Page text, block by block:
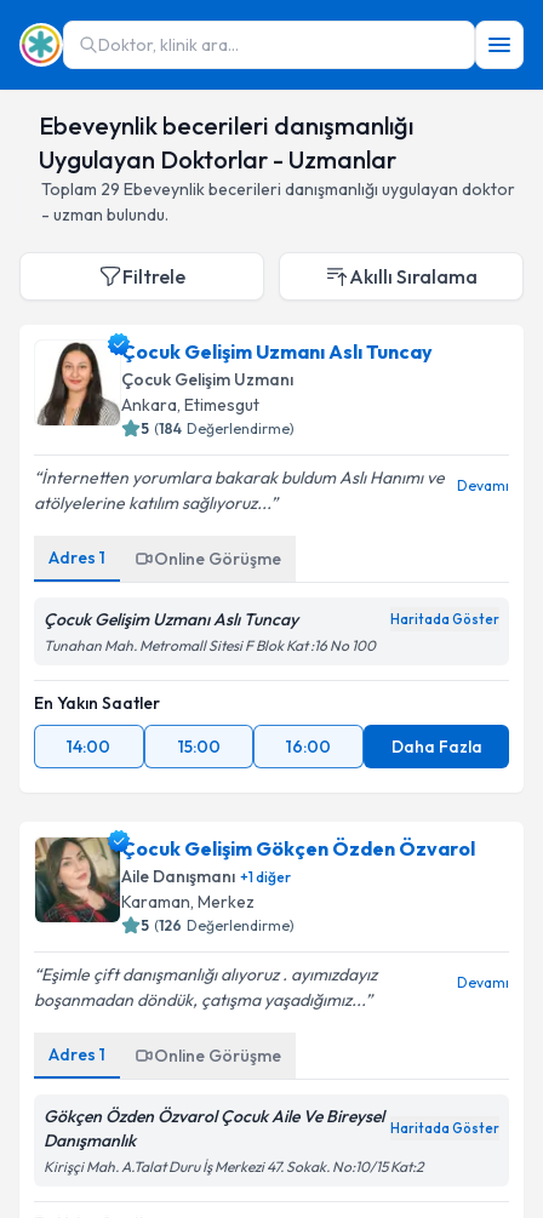
Doktor, klinik ara...
Ebeveynlik becerileri danışmanlığı
Uygulayan Doktorlar - Uzmanlar
Toplam 29 Ebeveynlik becerileri danışmanlığı uygulayan doktor
- uzman bulundu.
Filtrele Akıllı Sıralama
Çocuk Gelişim Uzmanı Aslı Tuncay
Çocuk Gelişim Uzmanı
Ankara, Etimesgut
5 (184 Değerlendirme)
İnternetten yorumlara bakarak buldum Aslı Hanımı ve
atölyelerine katılım sağlıyoruz...
Devamı
Adres 1 Online Görüşme
Çocuk Gelişim Uzmanı Aslı Tuncay Haritada Göster
Tunahan Mah. Metromall Sitesi F Blok Kat :16 No 100
En Yakın Saatler
14:00
15:00 16:00 Daha Fazla
Çocuk Gelişim Gökçen Özden Özvarol
Aile Danışmanı +1diğer
Karaman, Merkez
5 (126 Değerlendirme)
Eşimle çift danışmanlığı alıyoruz . ayımızdayız
boşanmadan döndük, çatışma yaşadığımız...
Devamı
Adres 1 Online Görüşme
Gökçen Özden Özvarol Çocuk Aile Ve Bireysel
Danışmanlık
Haritada Göster
Kirişçi Mah. A.Talat Duru İş Merkezi 47. Sokak. No:10/15 Kat:2